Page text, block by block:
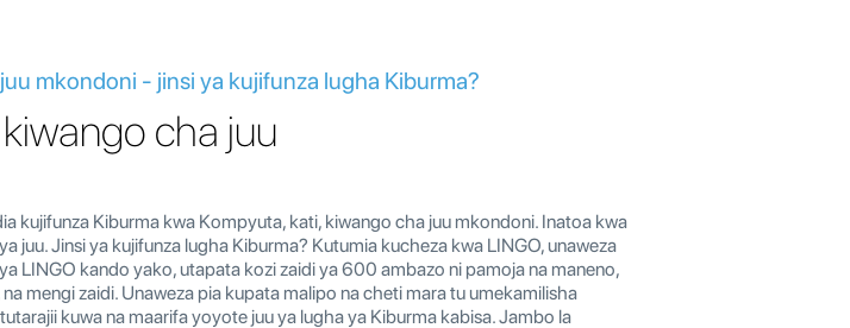
mkondoni - jinsi ya kujifunza lugha Kiburma?
cha juu
kujifunza Kiburma kwa Kompyuta, kati, kiwango cha juu mkondoni. Inatoa kwa
juu. Jinsi ya kujifunza lugha Kiburma? Kutumia kucheza kwa LINGO, unaweza
LINGO kando yako, utapata kozi zaidi ya 600 ambazo ni pamoja na maneno,
mengi zaidi. Unaweza pia kupata malipo na cheti mara tu umekamilisha
kuwa na maarifa yoyote juu ya lugha ya Kiburma kabisa. Jambo la